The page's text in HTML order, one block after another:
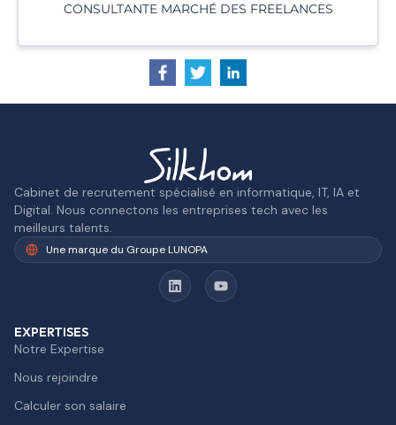
CONSULTANTE MARCHÉ DES FREELANCES
Cabinet de recrutement spécialisé en informatique, IT, IA et
Digital. Nous connectons les entreprises tech avec les
meilleurs talents.
Une marque du Groupe LUNOPA
EXPERTISES
Notre Expertise
Nous rejoindre
Calculer son salaire